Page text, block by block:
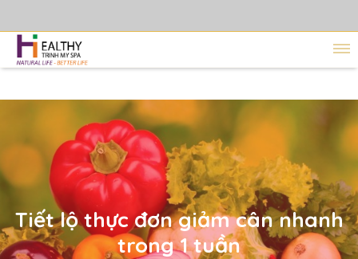
Tiết lộ thực đơn giảm cân nhanh
trong 1 tuần